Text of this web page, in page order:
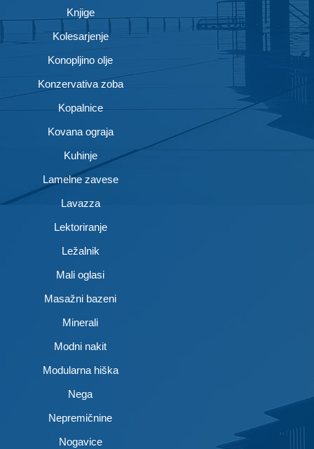
Knjige
Kolesarjenje
Konopljino olje
Konzervativa zoba
Kopalnice
Kovana ograja
Kuhinje
Lamelne zavese
Lavazza
Lektoriranje
Ležalnik
Mali oglasi
Masažni bazeni
Minerali
Modni nakit
Modularna hiška
Nega
Nepremičnine
Nogavice